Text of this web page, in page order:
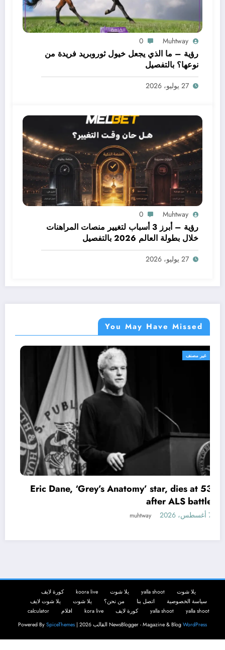
Muhtway
0
رؤية – ما الذي يجعل خيول ثوروبريد فريدة من
نوعها؟ بالتفصيل
27 يوليو، 2026
Muhtway
0
رؤية – أبرز 3 أسباب لتغيير منصات المراهنات
خلال بطولة العالم 2026 بالتفصيل
27 يوليو، 2026
You May Have Missed
Dane, ‘Grey’s Anatomy’ star, dies at 53
after ALS battle
7 أغسطس، 2026
يلا شوت yalla shoot يلا شوت koora live
كورة لايف
سياسة الخصوصية
اتصل بنا من نحن؟ يلا شوت
يلا شوت لايف
yalla shoot
yalla shoot كورة لايف kora live افلام
calculator
NewsBlogger - Magazine & Blog WordPress القالب 2026 | Powered By SpiceThemes